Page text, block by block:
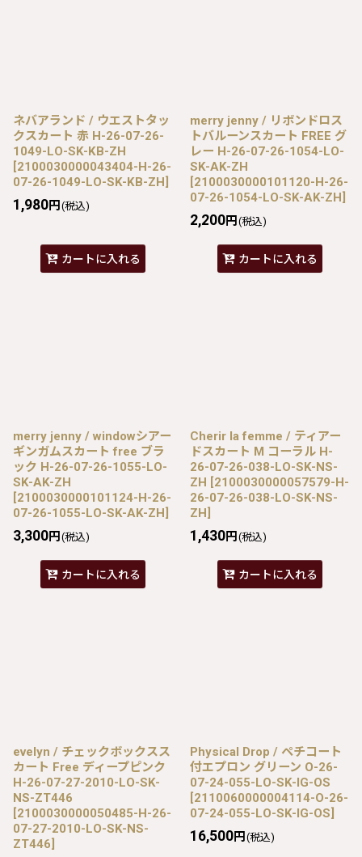
ネバアランド / ウエストタッ
クスカート 赤 H-26-07-26-
1049-LO-SK-KB-ZH
[2100030000043404-H-26-
07-26-1049-LO-SK-KB-ZH]
1,980円 (税込)
カートに入れる
merry jenny / リボンドロス
トバルーンスカート FREE グ
レー H-26-07-26-1054-LO-
SK-AK-ZH
[2100030000101120-H-26-
07-26-1054-LO-SK-AK-ZH]
2,200円 (税込)
カートに入れる
merry jenny / windowシアー
ギンガムスカート free ブラ
ック H-26-07-26-1055-LO-
SK-AK-ZH
[2100030000101124-H-26-
07-26-1055-LO-SK-AK-ZH]
3,300円 (税込)
カートに入れる
Cherir la femme / ティアー
ドスカート M コーラル H-
26-07-26-038-LO-SK-NS-
ZH [2100030000057579-H-
26-07-26-038-LO-SK-NS-
ZH]
1,430円 (税込)
カートに入れる
evelyn / チェックボックスス
カート Free ディープピンク
H-26-07-27-2010-LO-SK-
NS-ZT446
[2100030000050485-H-26-
07-27-2010-LO-SK-NS-
ZT446]
Physical Drop / ペチコート
付エプロン グリーン O-26-
07-24-055-LO-SK-IG-OS
[2110060000004114-O-26-
07-24-055-LO-SK-IG-OS]
16,500円 (税込)